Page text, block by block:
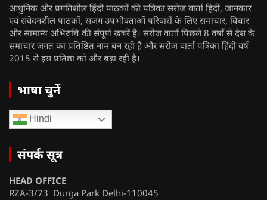
आधुनिक और प्रगतिशील हिंदी पाठकों की पत्रिका सरोज वार्ता हिंदी, जानकार
एवं संवेदनशील पाठकों, सजग उपभोक्ताओं परिवारों के लिए समाचार, विचार
और सामान्य अभिरुचि की संपूर्ण खबरें है। सरोज वार्ता पिछले 8 वर्षों से देश के
समाचार जगत का प्रतिष्ठित नाम बन रही है और सरोज वार्ता पत्रिका हिंदी वर्ष
2015 से इस प्रतिष्ठा को और बढ़ा रही है।
भाषा चुनें
Hindi
संपर्क सूत्र
HEAD OFFICE
RZA-3/73 Durga Park Delhi-110045